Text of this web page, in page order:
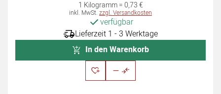
1 Kilogramm =0,73€
Steuerhinweis:
inkl. MwSt. zzgl. Versandkosten
verfügbar
Lieferzeit 1 - 3 Werktage
In den Warenkorb